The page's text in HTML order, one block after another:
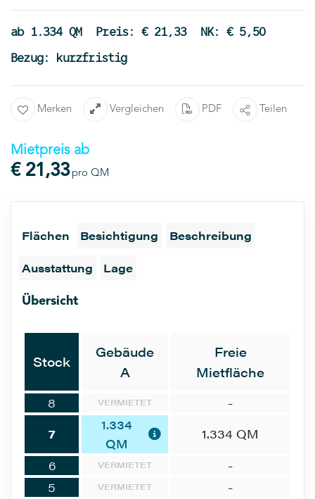
ab 1.334 QM Preis: € 21,33
NK: € 5,50
Bezug: kurzfristig
Merken Vergleichen PDF Teilen
Mietpreis ab
€ 21,33 pro QM
Flächen Besichtigung
Beschreibung
Ausstattung
Lage
Übersicht
Stock
Gebäude
A
Freie
Mietfläche
8 VERMIETET
-
7
1.334
QM
1.334 QM
6
VERMIETET
-
5
VERMIETET -